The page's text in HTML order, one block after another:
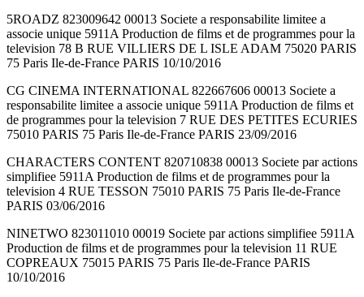
5ROADZ 823009642 00013 Societe a responsabilite limitee a
associe unique 5911A Production de films et de programmes pour la
television 78 B RUE VILLIERS DE L ISLE ADAM 75020 PARIS
75 Paris Ile-de-France PARIS 10/10/2016
CG CINEMA INTERNATIONAL 822667606 00013 Societe a
responsabilite limitee a associe unique 5911A Production de films et
de programmes pour la television 7 RUE DES PETITES ECURIES
75010 PARIS 75 Paris Ile-de-France PARIS 23/09/2016
CHARACTERS CONTENT 820710838 00013 Societe par actions
simplifiee 5911A Production de films et de programmes pour la
television 4 RUE TESSON 75010 PARIS 75 Paris Ile-de-France
PARIS 03/06/2016
NINETWO 823011010 00019 Societe par actions simplifiee 5911A
Production de films et de programmes pour la television 11 RUE
COPREAUX 75015 PARIS 75 Paris Ile-de-France PARIS
10/10/2016